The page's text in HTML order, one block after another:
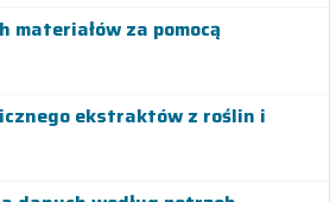
za pomocą
ekstraktów z roślin i